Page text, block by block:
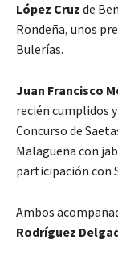
López Cruz de
Rondeña, unos
Bulerías.
Juan Francisco
recién cumplidos
Concurso de
Malagueña con
participación con
Ambos
Rodríguez